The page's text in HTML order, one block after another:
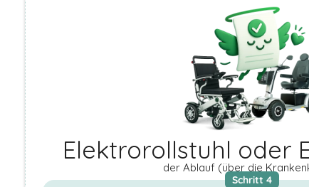
Elektrorollstuhl oder
der Ablauf (über die
Schritt 4
und die
Struktur der
Website
verbessern
können,
basierend auf
der Nutzung
der Website
verwenden
wir ein
Analysetool
zur
Auswertung
von